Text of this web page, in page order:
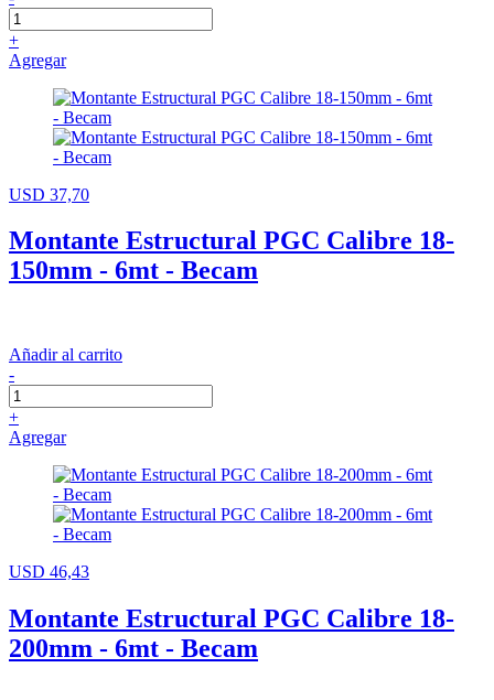
+
Agregar
USD 37,70
Montante Estructural PGC Calibre 18-
150mm - 6mt - Becam
Añadir al carrito
-
+
Agregar
USD 46,43
Montante Estructural PGC Calibre 18-
200mm - 6mt - Becam